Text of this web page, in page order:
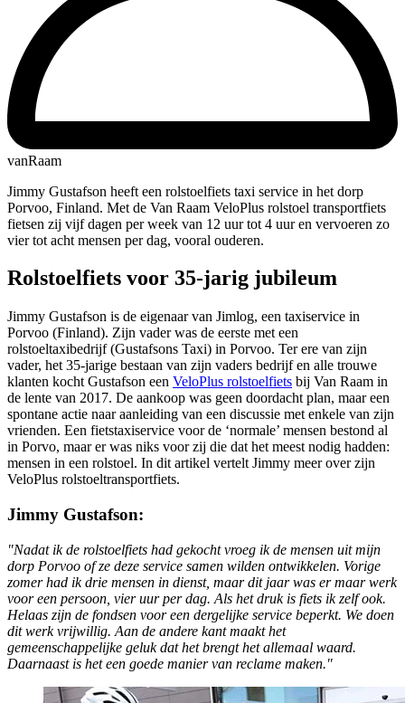
vanRaam
Jimmy Gustafson heeft een rolstoelfiets taxi service in het dorp
Porvoo, Finland. Met de Van Raam VeloPlus rolstoel transportfiets
fietsen zij vijf dagen per week van 12 uur tot 4 uur en vervoeren zo
vier tot acht mensen per dag, vooral ouderen.
Rolstoelfiets voor 35-jarig jubileum
Jimmy Gustafson is de eigenaar van Jimlog, een taxiservice in
Porvoo (Finland). Zijn vader was de eerste met een
rolstoeltaxibedrijf (Gustafsons Taxi) in Porvoo. Ter ere van zijn
vader, het 35-jarige bestaan van zijn vaders bedrijf en alle trouwe
klanten kocht Gustafson een VeloPlus rolstoelfiets bij Van Raam in
de lente van 2017. De aankoop was geen doordacht plan, maar een
spontane actie naar aanleiding van een discussie met enkele van zijn
vrienden. Een fietstaxiservice voor de ‘normale’ mensen bestond al
in Porvo, maar er was niks voor zij die dat het meest nodig hadden:
mensen in een rolstoel. In dit artikel vertelt Jimmy meer over zijn
VeloPlus rolstoeltransportfiets.
Jimmy Gustafson:
"Nadat ik de rolstoelfiets had gekocht vroeg ik de mensen uit mijn
dorp Porvoo of ze deze service samen wilden ontwikkelen. Vorige
zomer had ik drie mensen in dienst, maar dit jaar was er maar werk
voor een persoon, vier uur per dag. Als het druk is fiets ik zelf ook.
Helaas zijn de fondsen voor een dergelijke service beperkt. We doen
dit werk vrijwillig. Aan de andere kant maakt het
gemeenschappelijke geluk dat het brengt het allemaal waard.
Daarnaast is het een goede manier van reclame maken."